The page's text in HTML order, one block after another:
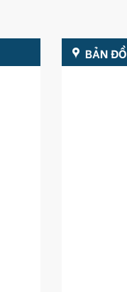
BẢN ĐỒ